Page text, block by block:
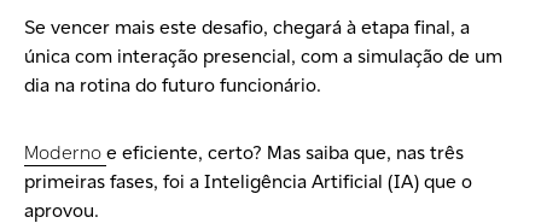
Se vencer mais este desafio, chegará à etapa final, a
única com interação presencial, com a simulação de um
dia na rotina do futuro funcionário.
Modernoe eficiente, certo? Mas saiba que, nas três
primeiras fases, foi aInteligência Artificial (IA)que o
aprovou.